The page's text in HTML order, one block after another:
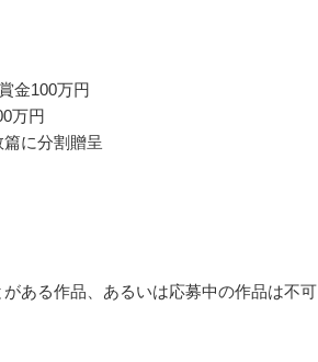
金100万円
万円
に分割贈呈
ある作品、あるいは応募中の作品は不可